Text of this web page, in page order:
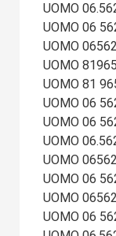
UOMO
UOMO 06
UOMO
UOMO
UOMO 81
UOMO 06
UOMO 06
UOMO
UOMO
UOMO 06
UOMO
UOMO 06